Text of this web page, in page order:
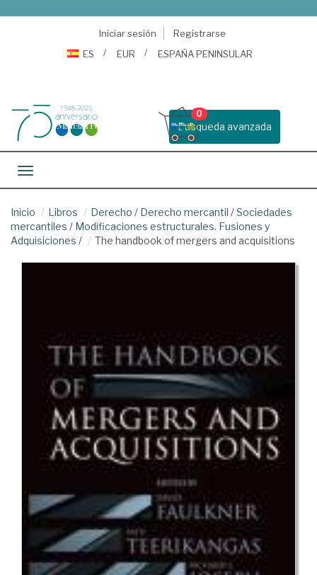
Iniciar sesión
Registrarse
ES
EUR ESPAÑA PENINSULAR
Busqueda avanzada
0
Toggle navigation
Inicio Libros Derecho / Derecho mercantil /Sociedades
mercantiles / Modificaciones estructurales. Fusiones y
Adquisiciones / The handbook of mergers and acquisitions